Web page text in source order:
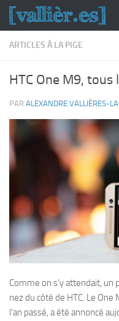
Skip to content
ARTICLES À LA PIGE
HTC One M9, tous
PAR ALEXANDRE VALLIÈRES-
Comme on s’y attendait,
nez du côté de HTC. Le
l’an passé, a été annoncé